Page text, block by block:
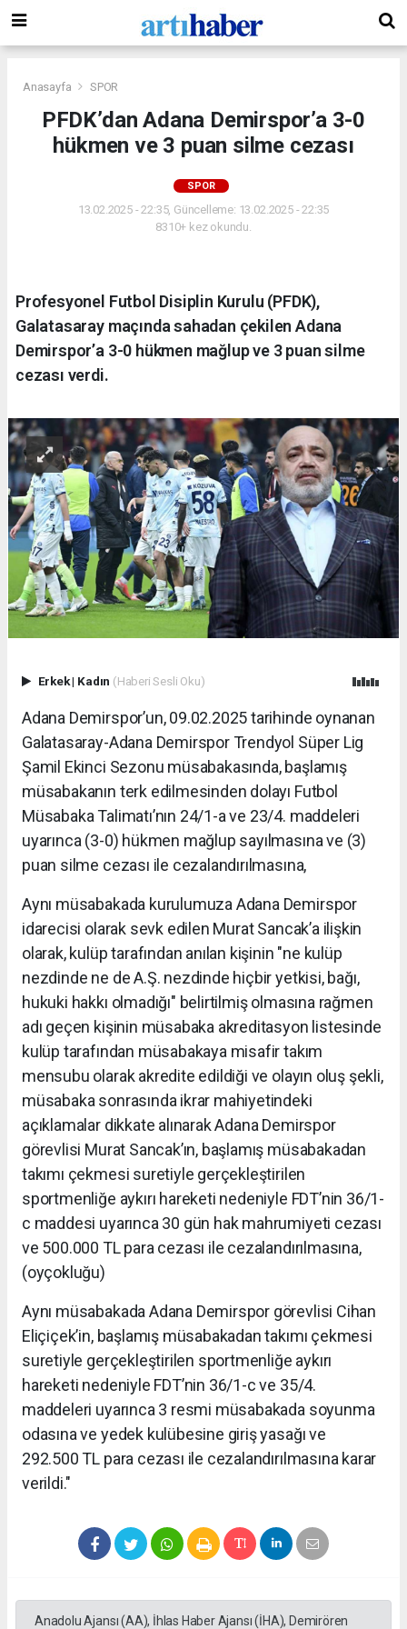
Anasayfa SPOR
PFDK’dan Adana Demirspor’a 3-0
hükmen ve 3 puan silme cezası
SPOR
13.02.2025 - 22:35, Güncelleme: 13.02.2025 - 22:35
8310+ kez okundu.
Profesyonel Futbol Disiplin Kurulu (PFDK),
Galatasaray maçında sahadan çekilen Adana
Demirspor’a 3-0 hükmen mağlup ve 3 puan silme
cezası verdi.
Erkek| Kadın (Haberi Sesli Oku)
Adana Demirspor’un, 09.02.2025 tarihinde oynanan
Galatasaray-Adana Demirspor Trendyol Süper Lig
Şamil Ekinci Sezonu müsabakasında, başlamış
müsabakanın terk edilmesinden dolayı Futbol
Müsabaka Talimatı’nın 24/1-a ve 23/4. maddeleri
uyarınca (3-0) hükmen mağlup sayılmasına ve (3)
puan silme cezası ile cezalandırılmasına,
Aynı müsabakada kurulumuza Adana Demirspor
idarecisi olarak sevk edilen Murat Sancak’a ilişkin
olarak, kulüp tarafından anılan kişinin "ne kulüp
nezdinde ne de A.Ş. nezdinde hiçbir yetkisi, bağı,
hukuki hakkı olmadığı" belirtilmiş olmasına rağmen
adı geçen kişinin müsabaka akreditasyon listesinde
kulüp tarafından müsabakaya misafir takım
mensubu olarak akredite edildiği ve olayın oluş şekli,
müsabaka sonrasında ikrar mahiyetindeki
açıklamalar dikkate alınarak Adana Demirspor
görevlisi Murat Sancak’ın, başlamış müsabakadan
takımı çekmesi suretiyle gerçekleştirilen
sportmenliğe aykırı hareketi nedeniyle FDT’nin 36/1-
c maddesi uyarınca 30 gün hak mahrumiyeti cezası
ve 500.000 TL para cezası ile cezalandırılmasına,
(oyçokluğu)
Aynı müsabakada Adana Demirspor görevlisi Cihan
Eliçiçek’in, başlamış müsabakadan takımı çekmesi
suretiyle gerçekleştirilen sportmenliğe aykırı
hareketi nedeniyle FDT’nin 36/1-c ve 35/4.
maddeleri uyarınca 3 resmi müsabakada soyunma
odasına ve yedek kulübesine giriş yasağı ve
292.500 TL para cezası ile cezalandırılmasına karar
verildi."
Anadolu Ajansı (AA), İhlas Haber Ajansı (İHA), Demirören